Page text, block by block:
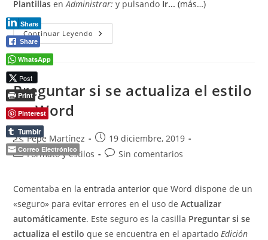
Plantillas enAdministrar: y pulsando Ir... (más…)
Continuar Leyendo Actualizar
Los
Preguntar si se actualiza el estilo
en Word
Autor
de
Pepe Martínez
Publicación
de
19 diciembre, 2019
Categoría
entrada:
Formato y estilos
Comentarios
entrada:
Sin comentarios
Comentaba en laentrada anterior que Word dispone de un
«seguro» para evitar errores en el uso deActualizar
automáticamente. Este seguro es la casilla Preguntar si se
actualiza el estilo que se encuentra en el apartadoEdición
Share
Share
WhatsApp
Post
Print
Pinterest
Tumblr
Correo Electrónico